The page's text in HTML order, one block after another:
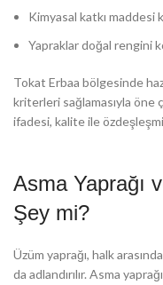
Kimyasal katkı maddesi
Yapraklar doğal rengini
Tokat Erbaa bölgesinde
kriterleri sağlamasıyla öne
ifadesi, kalite ile
Asma Yaprağı
Şey mi?
Üzüm yaprağı, halk arasında
da adlandırılır. Asma